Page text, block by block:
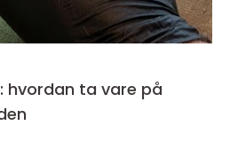
hvordan ta vare på